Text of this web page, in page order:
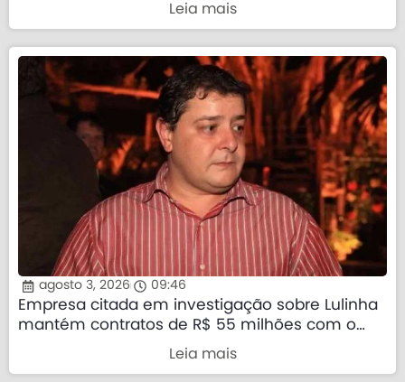
Leia mais
agosto 3, 2026 09:46
Empresa citada em investigação sobre Lulinha
mantém contratos de R$ 55 milhões com o
Leia mais